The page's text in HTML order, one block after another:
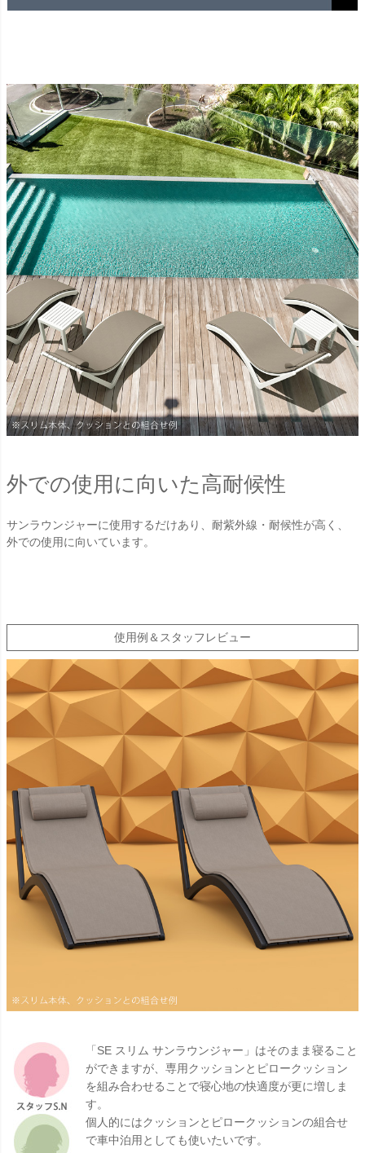
外での使用に向いた高耐候性
サンラウンジャーに使用するだけあり、耐紫外線・耐候性が高く、
外での使用に向いています。
使用例＆スタッフレビュー
「SE スリム サンラウンジャー」はそのまま寝ること
ができますが、専用クッションとピロークッション
を組み合わせることで寝心地の快適度が更に増しま
す。
個人的にはクッションとピロークッションの組合せ
で車中泊用としても使いたいです。